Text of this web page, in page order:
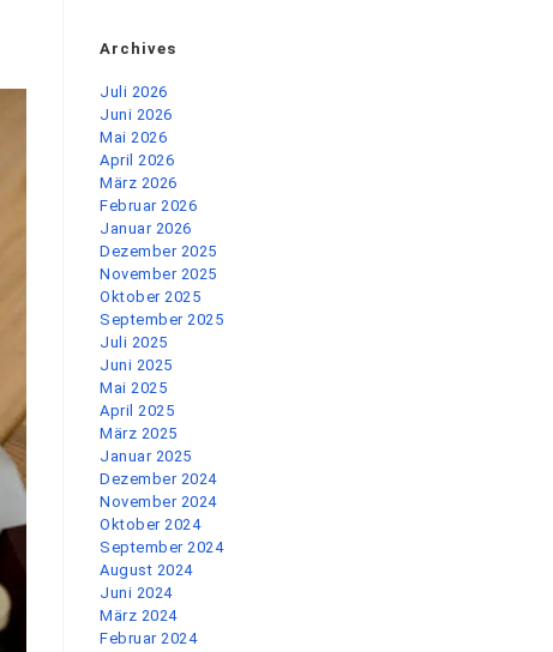
Archives
Juli 2026
Juni 2026
Mai 2026
April 2026
März 2026
Februar 2026
Januar 2026
Dezember 2025
November 2025
Oktober 2025
September 2025
Juli 2025
Juni 2025
Mai 2025
April 2025
März 2025
Januar 2025
Dezember 2024
November 2024
Oktober 2024
September 2024
August 2024
Juni 2024
März 2024
Februar 2024